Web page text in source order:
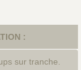
:
sur tranche.